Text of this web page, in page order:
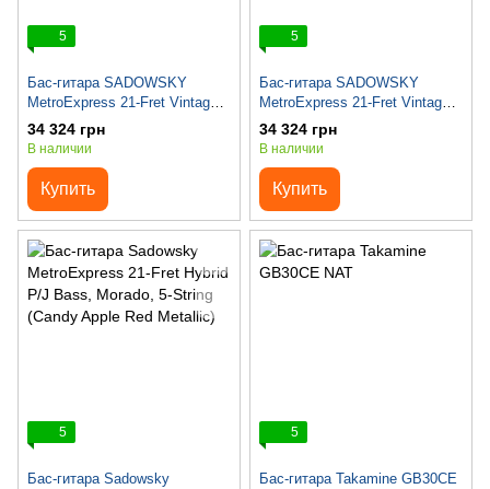
5
Бас-гитара SADOWSKY
MetroExpress 21-Fret Vintage
J/J Bass, Maple, 5-String
(Candy Apple Red Metallic)
34 324 грн
В наличии
Купить
5
Бас-гитара SADOWSKY
MetroExpress 21-Fret Vintage
J/J Bass, Maple, 5-String
(Ocean Blue Metallic High
34 324 грн
В наличии
Купить
5
Бас-гитара Sadowsky
5
Бас-гитара Takamine GB30CE